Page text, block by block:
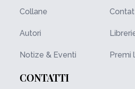
Collane
Autori
Notize & Eventi Premi
CONTATTI